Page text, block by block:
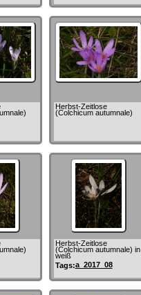
Herbst-Zeitlose
(Colchicum autumnale)
Herbst-Zeitlose
(Colchicum autumnale) in
weiß
Tags:a_2017_08